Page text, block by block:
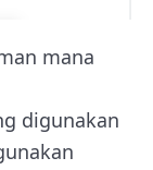
mana
digunakan